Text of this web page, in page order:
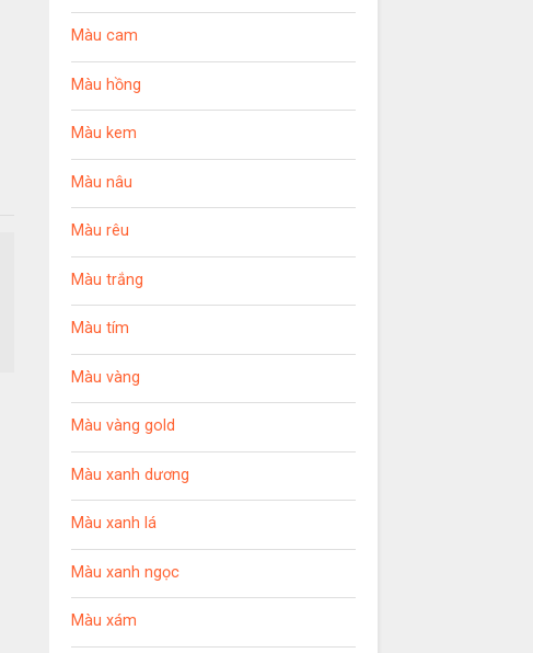
Màu cam
Màu hồng
Màu kem
Màu nâu
Màu rêu
Màu trắng
Màu tím
Màu vàng
Màu vàng gold
Màu xanh dương
Màu xanh lá
Màu xanh ngọc
Màu xám